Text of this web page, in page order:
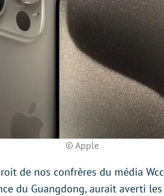
© Apple
de nos confrères du média
du Guangdong, aurait averti